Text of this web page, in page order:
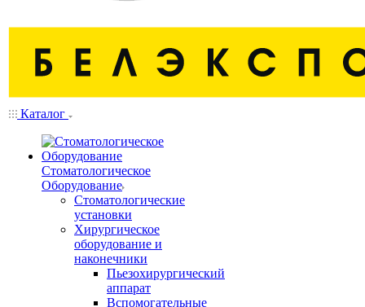
Каталог
Стоматологическое
Оборудование
Стоматологические
установки
Хирургическое
оборудование и
наконечники
Пьезохирургический
аппарат
Вспомогательные